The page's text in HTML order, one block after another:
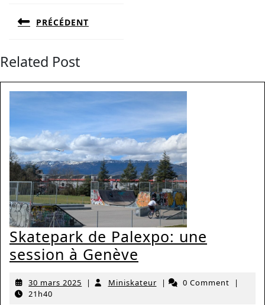
PRÉCÉDENT
post:
Related Post
Skatepark de Palexpo: une
session à Genève
Palexpo:
30 mars 2025 30| MiniskateurMiniskateur
| 0 Comment
|
21h40